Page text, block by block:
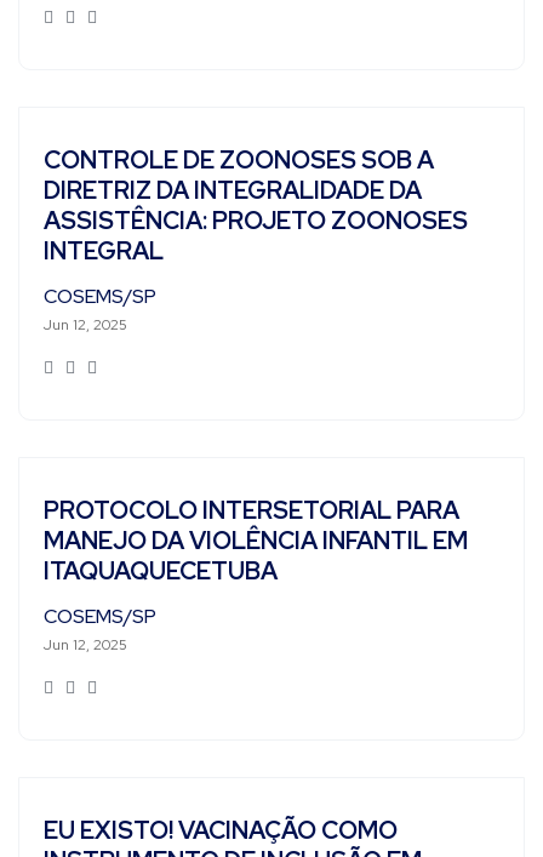
CONTROLE DE ZOONOSES SOB A
DIRETRIZ DA INTEGRALIDADE DA
ASSISTÊNCIA: PROJETO ZOONOSES
INTEGRAL
COSEMS/SP
Jun 12, 2025
PROTOCOLO INTERSETORIAL PARA
MANEJO DA VIOLÊNCIA INFANTIL EM
ITAQUAQUECETUBA
COSEMS/SP
Jun 12, 2025
EU EXISTO! VACINAÇÃO COMO